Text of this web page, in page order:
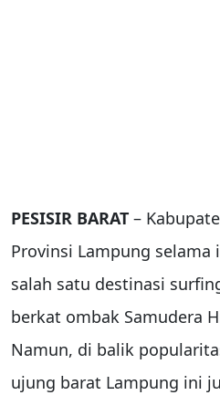
PESISIR BARAT –
Provinsi Lampung selama
salah satu destinasi
berkat ombak Samudera
Namun, di balik
ujung barat Lampung ini